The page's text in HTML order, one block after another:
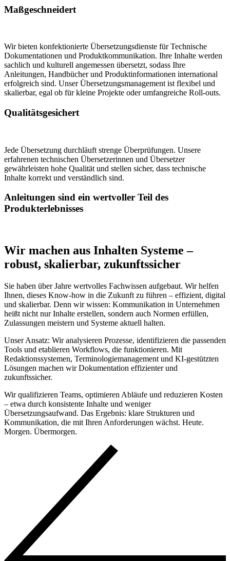
Maßgeschneidert
Wir bieten konfektionierte Übersetzungsdienste für Technische
Dokumentationen und Produktkommunikation. Ihre Inhalte werden
sachlich und kulturell angemessen übersetzt, sodass Ihre
Anleitungen, Handbücher und Produktinformationen international
erfolgreich sind. Unser Übersetzungsmanagement ist flexibel und
skalierbar, egal ob für kleine Projekte oder umfangreiche Roll-outs.
Qualitätsgesichert
Jede Übersetzung durchläuft strenge Überprüfungen. Unsere
erfahrenen technischen Übersetzerinnen und Übersetzer
gewährleisten hohe Qualität und stellen sicher, dass technische
Inhalte korrekt und verständlich sind.
Anleitungen sind ein wertvoller Teil des
Produkterlebnisses
Wir machen aus Inhalten Systeme –
robust, skalierbar, zukunftssicher
Sie haben über Jahre wertvolles Fachwissen aufgebaut. Wir helfen
Ihnen, dieses Know-how in die Zukunft zu führen – effizient, digital
und skalierbar. Denn wir wissen: Kommunikation in Unternehmen
heißt nicht nur Inhalte erstellen, sondern auch Normen erfüllen,
Zulassungen meistern und Systeme aktuell halten.
Unser Ansatz: Wir analysieren Prozesse, identifizieren die passenden
Tools und etablieren Workflows, die funktionieren. Mit
Redaktionssystemen, Terminologiemanagement und KI-gestützten
Lösungen machen wir Dokumentation effizienter und
zukunftssicher.
Wir qualifizieren Teams, optimieren Abläufe und reduzieren Kosten
– etwa durch konsistente Inhalte und weniger
Übersetzungsaufwand. Das Ergebnis: klare Strukturen und
Kommunikation, die mit Ihren Anforderungen wächst. Heute.
Morgen. Übermorgen.